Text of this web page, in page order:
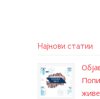
Најнови статии